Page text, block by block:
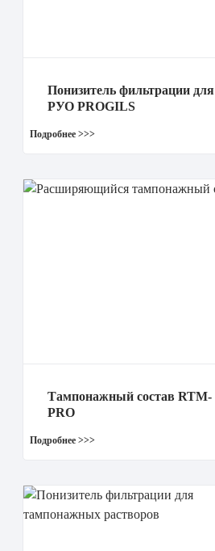
Понизитель фильтрации для
РУО PROGILS
Тампонажный состав RTM-
PRO